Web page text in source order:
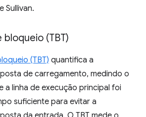
Sullivan.
(TBT)
(TBT) quantifica a
de carregamento, medindo o
a linha de execução principal foi
suficiente para evitar a